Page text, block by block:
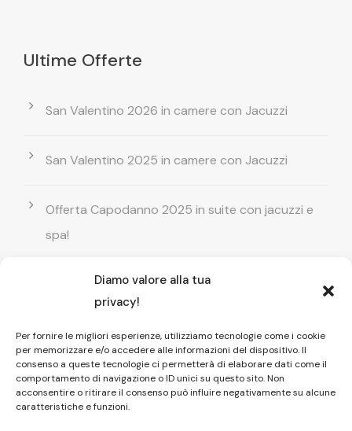
Diamo valore alla tua
privacy!
Per fornire le migliori esperienze, utilizziamo tecnologie come i cookie
per memorizzare e/o accedere alle informazioni del dispositivo. Il
consenso a queste tecnologie ci permetterà di elaborare dati come il
comportamento di navigazione o ID unici su questo sito. Non
acconsentire o ritirare il consenso può influire negativamente su alcune
caratteristiche e funzioni.
Ultime Offerte
San Valentino 2026 in camere con Jacuzzi
San Valentino 2025 in camere con Jacuzzi
Offerta Capodanno 2025 in suite con jacuzzi e
spa!
Offerta Natale in camera con vasca
idromassaggio ! Prenota il tuo relax esclusivo
Entrata GRATUITA in Piscina esterna! Il tuo relax
di coppia